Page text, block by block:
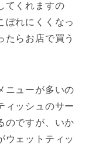
てくれますの
ぼれにくくなっ
たらお店で買う
ニューが多いの
ィッシュのサー
のですが、いか
ウェットティッ